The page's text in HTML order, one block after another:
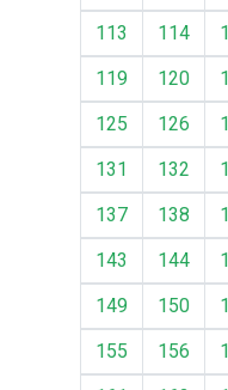
113
114
119
120
125
126
131
132
137
138
143
144
149
150
155
156